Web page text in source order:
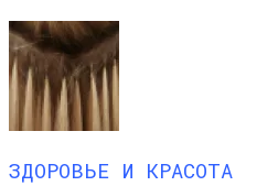
ЗДОРОВЬЕ И КРАСОТА